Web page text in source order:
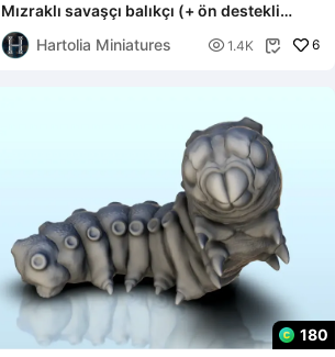
Mızraklı savaşçı balıkçı (+ ön destekli
versiyon) (6) - mi
Hartolia Miniatures
 1.4K  6
180